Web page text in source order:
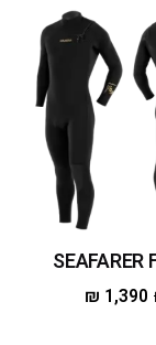
SEAFARER
₪ 1,390